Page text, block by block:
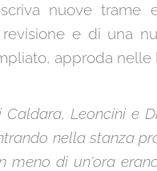
nuove trame
e di una
approda nelle
Caldara, Leoncini e
nella stanza
meno di un'ora